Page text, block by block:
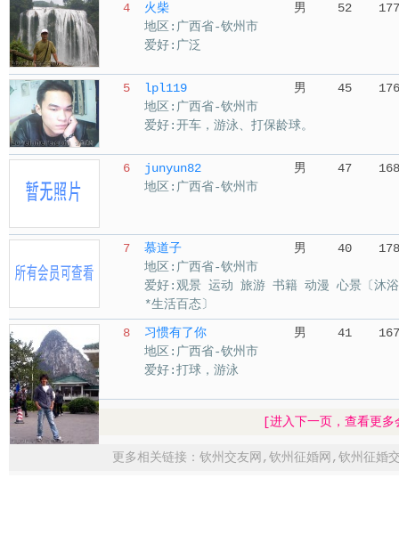
4 火柴 男 52
177
地区:广西省-钦州市
爱好:广泛
5 lpl119 男 45
176
地区:广西省-钦州市
爱好:开车，游泳、打保龄球。
6 junyun82 男 47
168
地区:广西省-钦州市
7 慕道子 男 40
178
地区:广西省-钦州市
爱好:观景 运动 旅游 书籍 动漫 心景〔沐浴
*生活百态〕
8
习惯有了你 男 41
167
地区:广西省-钦州市
爱好:打球，游泳
[进入下一页，查看更
更多相关链接： 钦州交友网 , 钦州征婚网 , 钦州征婚